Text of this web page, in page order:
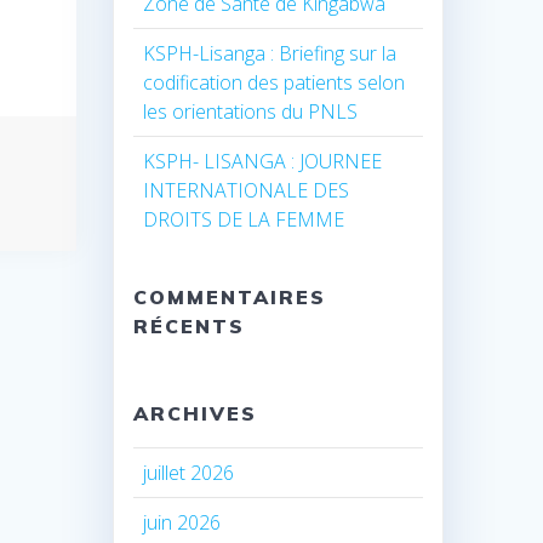
KSPH-Lisanga : Briefing sur la
codification des patients selon
les orientations du PNLS
KSPH- LISANGA : JOURNEE
INTERNATIONALE DES
DROITS DE LA FEMME
COMMENTAIRES
RÉCENTS
ARCHIVES
juillet 2026
juin 2026